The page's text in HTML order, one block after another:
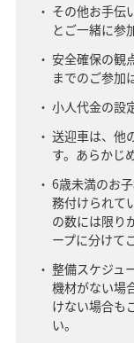
その他お手伝
とご一緒に参
安全確保の観
までのご参加
小人代金の設
送迎車は、他
す。あらかじ
6歳未満のお
務付けられて
の数には限り
ープに分けて
整備スケジュ
機材がない場
けない場合も
い。